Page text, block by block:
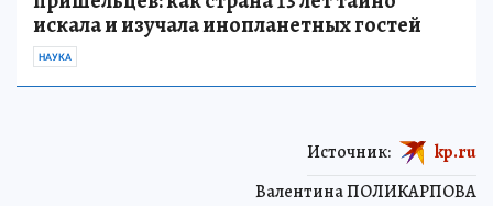
искала и изучала инопланетных гостей
НАУКА
Валентина ПОЛИКАРПОВА
Источник: kp.ru